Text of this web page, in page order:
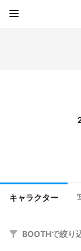
キャラクター
BOOTHで絞り